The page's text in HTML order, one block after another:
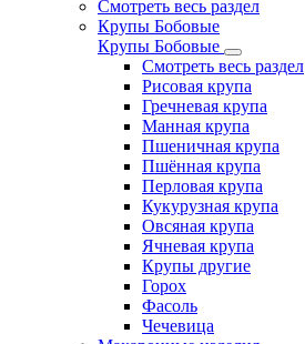
Смотреть весь раздел
Крупы Бобовые
Крупы Бобовые
Смотреть весь раздел
Рисовая крупа
Гречневая крупа
Манная крупа
Пшеничная крупа
Пшённая крупа
Перловая крупа
Кукурузная крупа
Овсяная крупа
Ячневая крупа
Крупы другие
Горох
Фасоль
Чечевица